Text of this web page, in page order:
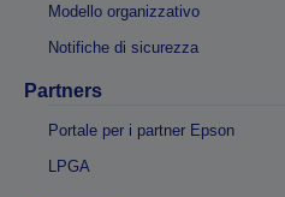
Modello organizzativo
Notifiche di sicurezza
Partners
Portale per i partner Epson
LPGA